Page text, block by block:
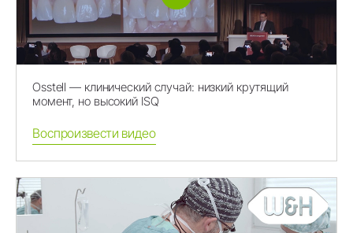
Osstell — клинический случай: низкий крутящий
момент, но высокий ISQ
Воспроизвести видео